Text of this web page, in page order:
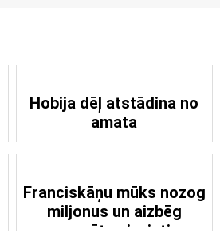
Hobija dēļ atstādina no
amata
Franciskāņu mūks nozog
miljonus un aizbēg
precētu sievieti